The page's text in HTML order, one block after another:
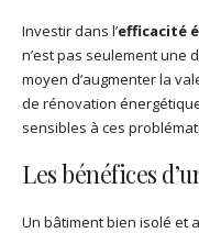
Investir dans l’efficacité
n’est pas seulement une
moyen d’augmenter la
de rénovation
sensibles à ces
Les bénéfices
Un bâtiment bien isolé et